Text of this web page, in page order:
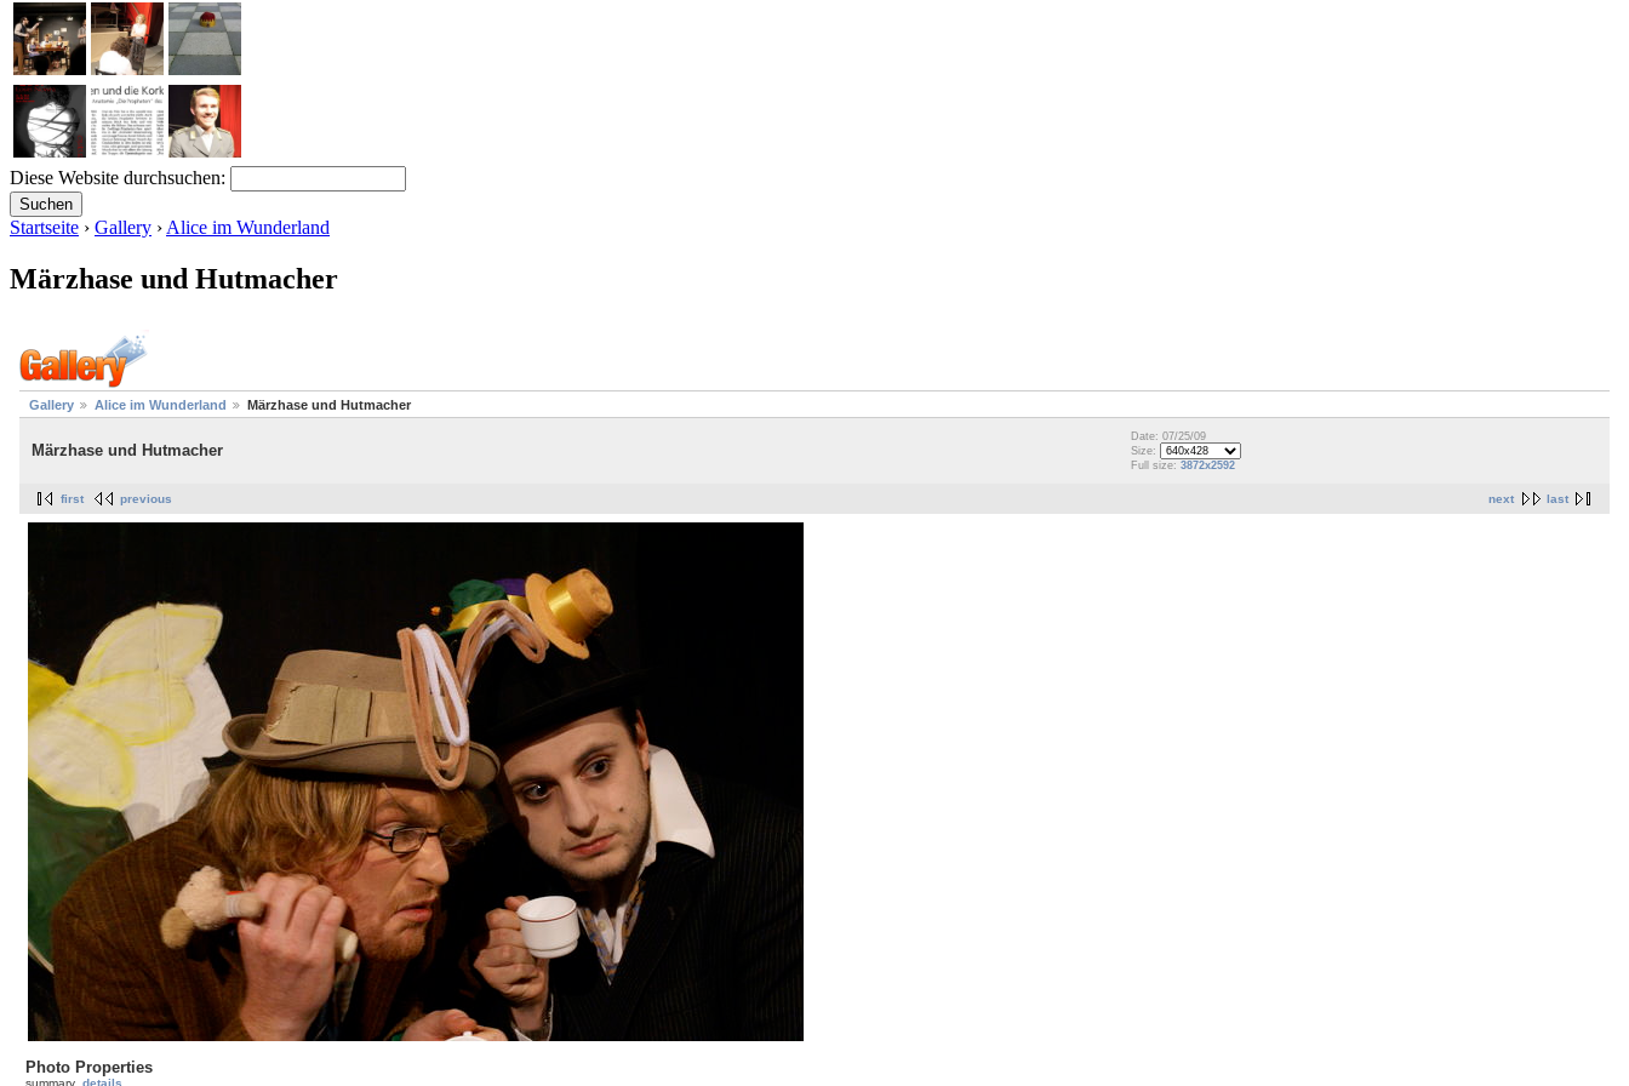
Diese Website durchsuchen:
Startseite › Gallery › Alice im Wunderland
Märzhase und Hutmacher
Gallery Alice im Wunderland Märzhase und Hutmacher
Märzhase und Hutmacher
Date: 07/25/09
Size:
Full size: 3872x2592
next last
first previous
Photo Properties
summary details